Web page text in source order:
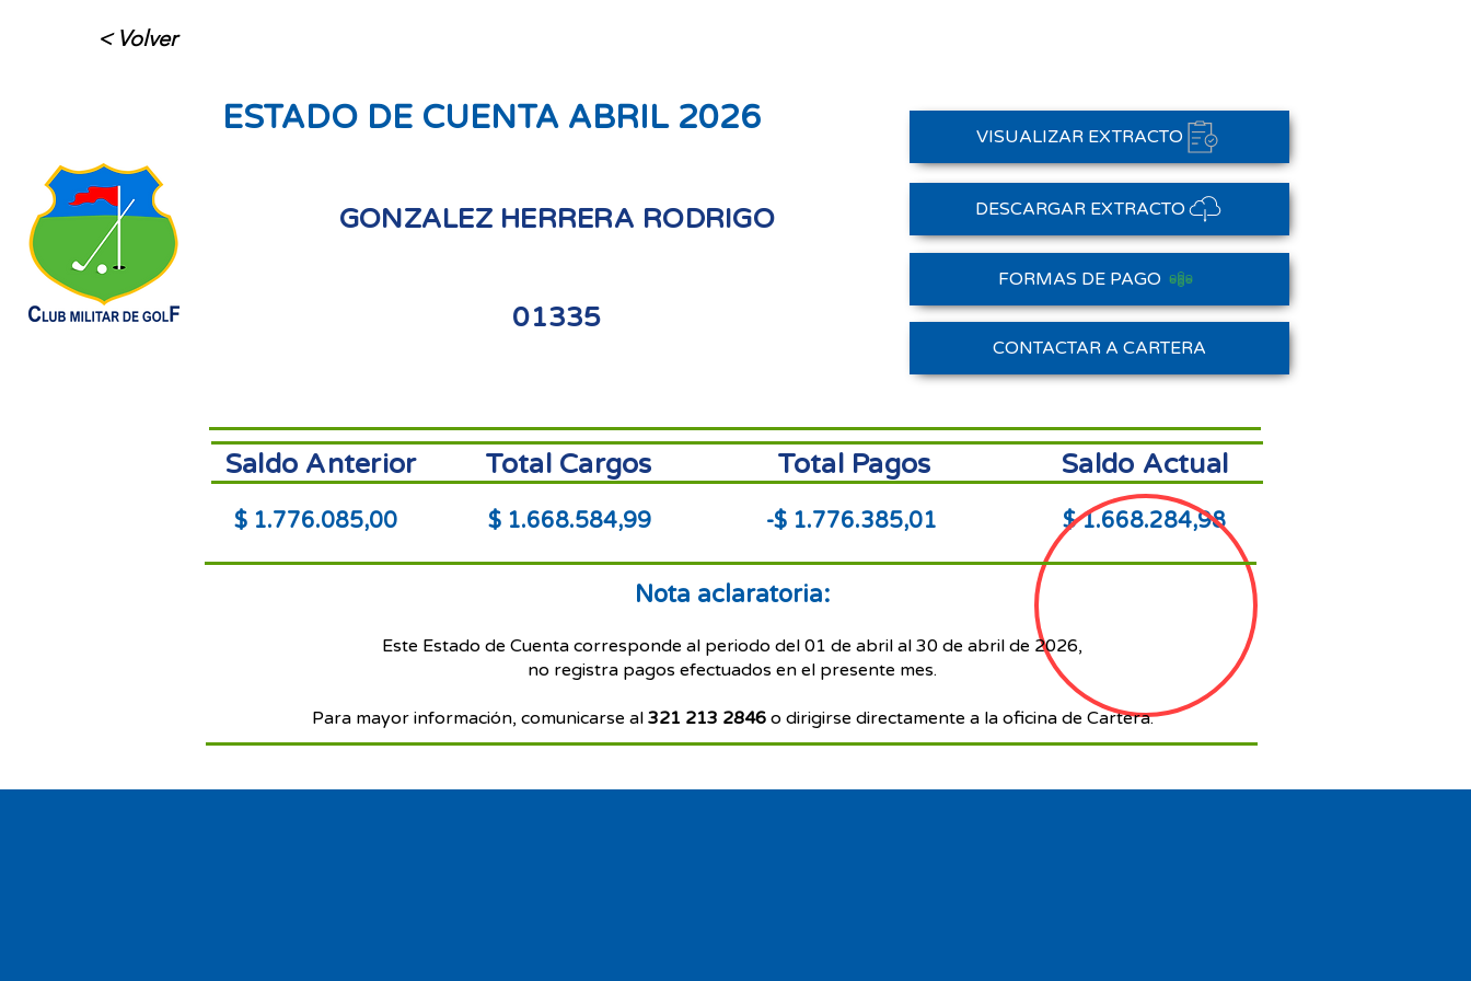
< Volver
ESTADO DE CUENTA ABRIL 2026
GONZALEZ HERRERA RODRIGO
01335
Saldo Anterior
VISUALIZAR EXTRACTO
DESCARGAR EXTRACTO
FORMAS DE PAGO
CONTACTAR A CARTERA
Saldo Anterior Total Cargos Total Pagos Saldo Actual
$ 1.776.085,00 $ 1.668.584,99 -$ 1.776.385,01 $ 1.668.284,98
Nota aclaratoria:
Este Estado de Cuenta corresponde al periodo del 01 de abril al 30 de abril de 2026,
no registra pagos efectuados en el presente mes.
Para mayor información, comunicarse al 321 213 2846o dirigirse directamente a la oficina de Cartera.